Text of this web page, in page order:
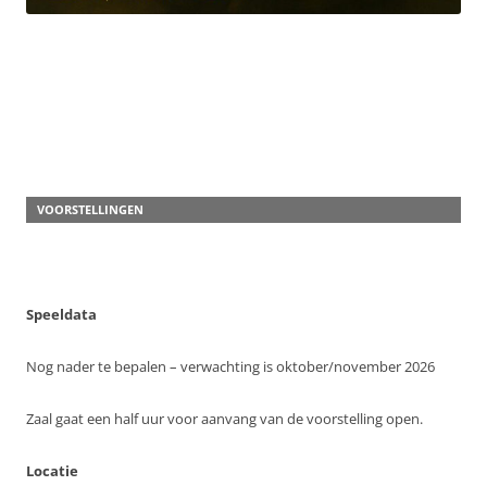
VOORSTELLINGEN
Speeldata
Nog nader te bepalen – verwachting is oktober/november 2026
Zaal gaat een half uur voor aanvang van de voorstelling open.
Locatie